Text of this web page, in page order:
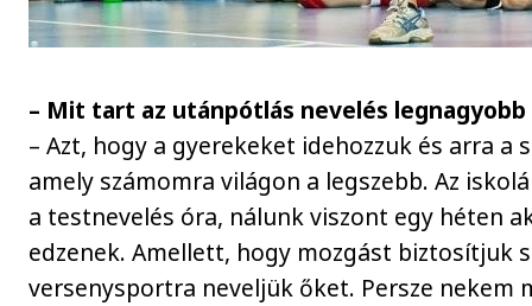
– Mit tart az utánpótlás nevelés legnagyobb
– Azt, hogy a gyerekeket idehozzuk és arra a
amely számomra világon a legszebb. Az
a testnevelés óra, nálunk viszont egy héten
edzenek. Amellett, hogy mozgást biztosítjuk
versenysportra neveljük őket. Persze nekem